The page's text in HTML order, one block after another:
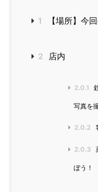
1 【場所】今
2 店内
2.0.1
写真を
2.0.2
2.0.3
ぼう！